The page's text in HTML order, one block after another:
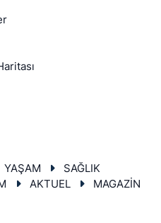
YAŞAM
SAĞLIK
AKTUEL
MAGAZİN